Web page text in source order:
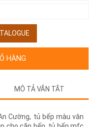
HÀNG
MÔ TẢ VẮN TẮT
Cường, tủ bếp màu vân